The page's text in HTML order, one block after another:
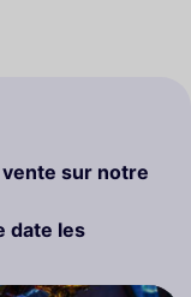
sur notre
date les